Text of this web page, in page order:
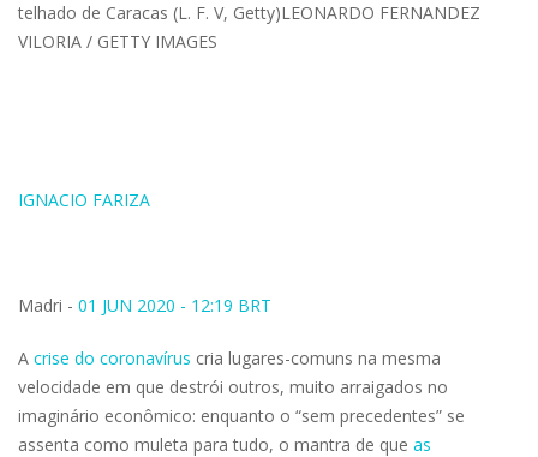
telhado de Caracas (L. F. V, Getty)LEONARDO FERNANDEZ
VILORIA / GETTY IMAGES
IGNACIO FARIZA
Madri - 01 JUN 2020 - 12:19 BRT
A crise do coronavírus cria lugares-comuns na mesma
velocidade em que destrói outros, muito arraigados no
imaginário econômico: enquanto o “sem precedentes” se
assenta como muleta para tudo, o mantra de que as